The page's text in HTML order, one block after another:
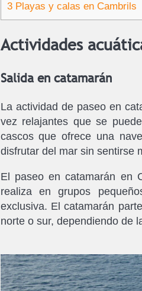
3Playas y calas en Cambrils
Actividades
Salida en catamarán
La actividad de paseo en
vez relajantes que se
cascos que ofrece una
disfrutar del mar sin sentirse
El paseo en catamarán en
realiza en grupos
exclusiva. El catamarán
norte o sur, dependiendo de